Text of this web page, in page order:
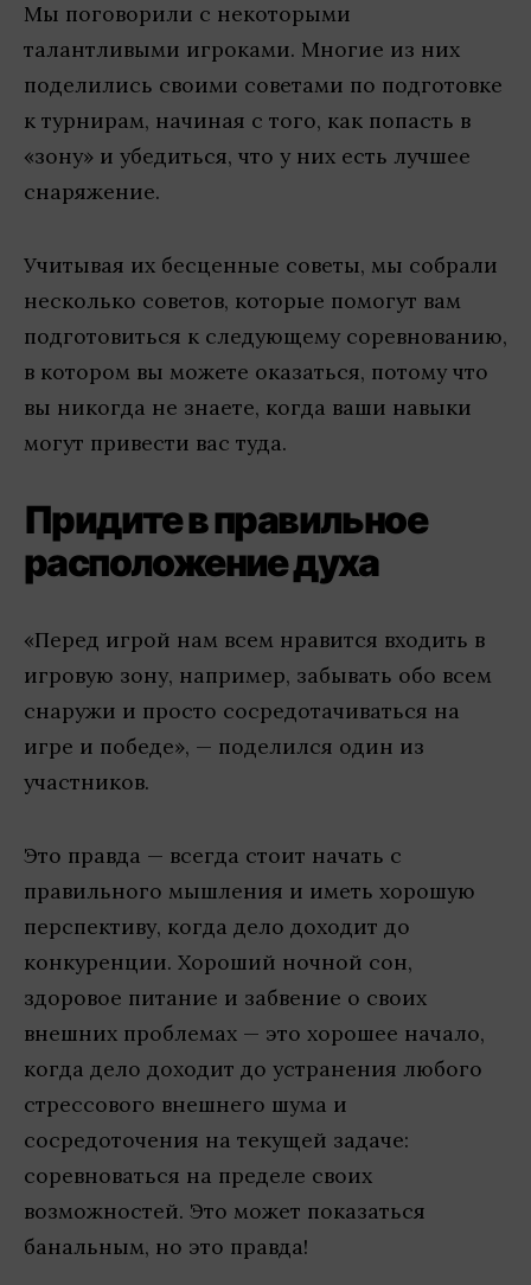
Мы поговорили с некоторыми
талантливыми игроками. Многие из них
поделились своими советами по подготовке
к турнирам, начиная с того, как попасть в
«зону» и убедиться, что у них есть лучшее
снаряжение.
Учитывая их бесценные советы, мы собрали
несколько советов, которые помогут вам
подготовиться к следующему соревнованию,
в котором вы можете оказаться, потому что
вы никогда не знаете, когда ваши навыки
могут привести вас туда.
Придите в правильное
расположение духа
«Перед игрой нам всем нравится входить в
игровую зону, например, забывать обо всем
снаружи и просто сосредотачиваться на
игре и победе», — поделился один из
участников.
Это правда — всегда стоит начать с
правильного мышления и иметь хорошую
перспективу, когда дело доходит до
конкуренции. Хороший ночной сон,
здоровое питание и забвение о своих
внешних проблемах — это хорошее начало,
когда дело доходит до устранения любого
стрессового внешнего шума и
сосредоточения на текущей задаче:
соревноваться на пределе своих
возможностей. Это может показаться
банальным, но это правда!